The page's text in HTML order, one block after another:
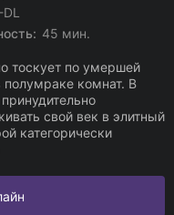
45 мин.
тоскует по умершей
полумраке комнат. В
свой век в элитный
категорически